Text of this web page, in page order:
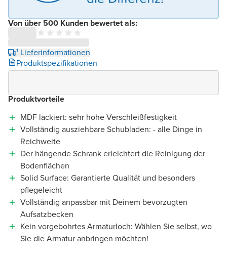
Von über 500 Kunden bewertet als:
¹ Lieferinformationen
Produktspezifikationen
Produktvorteile
MDF lackiert: sehr hohe Verschleißfestigkeit
Vollständig ausziehbare Schubladen: - alle Dinge in
Reichweite
Der hängende Schrank erleichtert die Reinigung der
Bodenflächen
Solid Surface: Garantierte Qualität und besonders
pflegeleicht
Vollständig anpassbar mit Deinem bevorzugten
Aufsatzbecken
Kein vorgebohrtes Armaturloch: Wählen Sie selbst, wo
Sie die Armatur anbringen möchten!